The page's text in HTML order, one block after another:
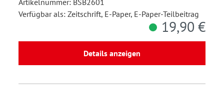
Verfügbar als: Zeitschrift, E-Paper, E-Paper-Teilbeitrag
19,90 €
Details anzeigen